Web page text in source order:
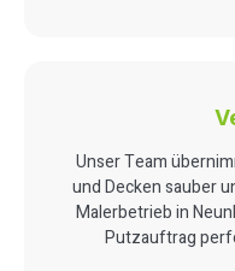
Unser Team
und Decken sauber
Malerbetrieb in
Putzauftrag